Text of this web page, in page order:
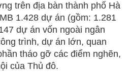
trên địa bàn thành phố Hà
1.428 dự án (gồm: 1.281
dự án vốn ngoài ngân
trình, dự án lớn, quan
tháo gỡ các điểm nghẽn,
của Thủ đô.